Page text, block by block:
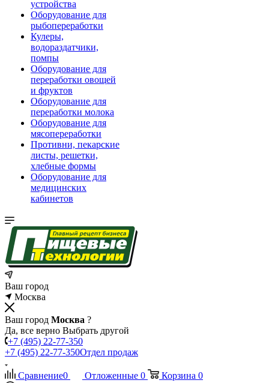
устройства
Оборудование для
рыбопереработки
Кулеры,
водораздатчики,
помпы
Оборудование для
переработки овощей
и фруктов
Оборудование для
переработки молока
Оборудование для
мясопереработки
Противни, пекарские
листы, решетки,
хлебные формы
Оборудование для
медицинских
кабинетов
Ваш город
Москва
Ваш город Москва ?
Да, все верно Выбрать другой
+7 (495) 22-77-350
+7 (495) 22-77-350Отдел продаж
Сравнение0 Отложенные 0 Корзина 0